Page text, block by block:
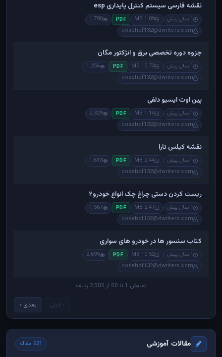
نقشه فارسی سیستم کنترل پایداری esp
1 سال پیش 1.09 MB
PDF
1,790
cosehof132@dwriters.com
جزوه دوره تخصصی برق و انژکتور مگان
1 سال پیش 10.73 MB
PDF
1,256
cosehof132@dwriters.com
پین اوت ایسیو دلفی
1 سال پیش 1.14 MB
PDF
2,329
cosehof132@dwriters.com
نقشه کیلس تارا
1 سال پیش 2.44 MB
PDF
1,613
cosehof132@dwriters.com
ریست کردن دستی چراغ چک انواع خودرو۲
1 سال پیش 2.47 MB
PDF
1,567
cosehof132@dwriters.com
کتاب سنسور ها در خودرو های سواری
1 سال پیش 10.52 MB
PDF
2,699
cosehof132@dwriters.com
نمایش 1 تا 50 از 2,505 ردیف
‹ قبلی بعدی ›
مقالات آموزشی 621 مقاله